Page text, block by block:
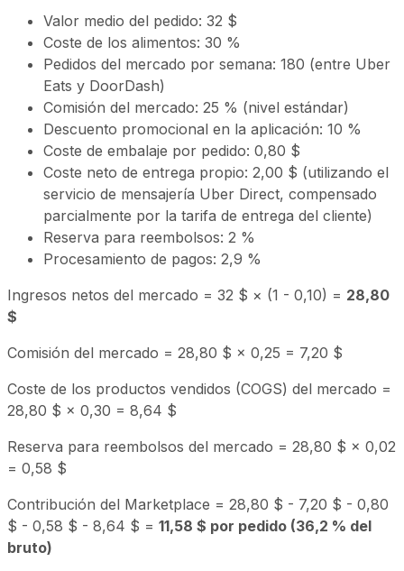
Valor medio del pedido: 32 $
Coste de los alimentos: 30 %
Pedidos del mercado por semana: 180 (entre Uber
Eats y DoorDash)
Comisión del mercado: 25 % (nivel estándar)
Descuento promocional en la aplicación: 10 %
Coste de embalaje por pedido: 0,80 $
Coste neto de entrega propio: 2,00 $ (utilizando el
servicio de mensajería Uber Direct, compensado
parcialmente por la tarifa de entrega del cliente)
Reserva para reembolsos: 2 %
Procesamiento de pagos: 2,9 %
Ingresos netos del mercado = 32 $ × (1 - 0,10) = 28,80
$
Comisión del mercado = 28,80 $ × 0,25 = 7,20 $
Coste de los productos vendidos (COGS) del mercado =
28,80 $ × 0,30 = 8,64 $
Reserva para reembolsos del mercado = 28,80 $ × 0,02
= 0,58 $
Contribución del Marketplace = 28,80 $ - 7,20 $ - 0,80
$ - 0,58 $ - 8,64 $ = 11,58 $ por pedido (36,2 % del
bruto)